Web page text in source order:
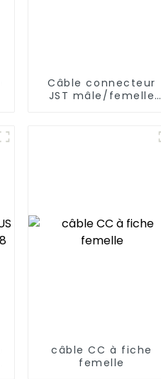
Câble connecteur
JST mâle/femelle
câble CC à fiche
femelle